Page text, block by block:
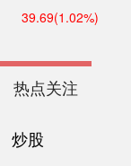
39.69(1.02%)
热点关注
炒股